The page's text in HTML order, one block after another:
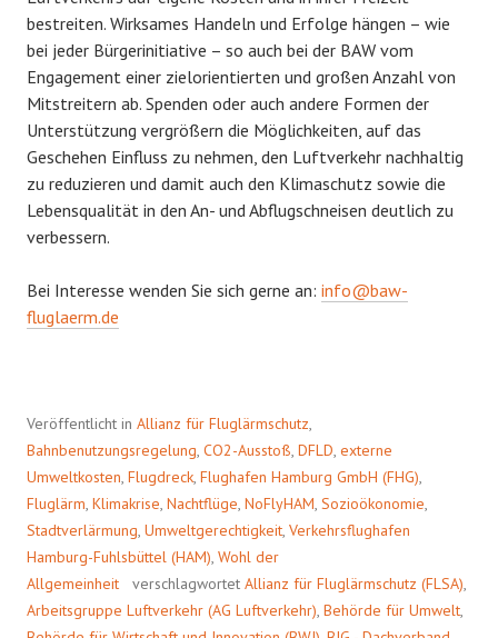
bestreiten. Wirksames Handeln und Erfolge hängen – wie
bei jeder Bürgerinitiative – so auch bei der BAW vom
Engagement einer zielorientierten und großen Anzahl von
Mitstreitern ab. Spenden oder auch andere Formen der
Unterstützung vergrößern die Möglichkeiten, auf das
Geschehen Einfluss zu nehmen, den Luftverkehr nachhaltig
zu reduzieren und damit auch den Klimaschutz sowie die
Lebensqualität in den An- und Abflugschneisen deutlich zu
verbessern.
Bei Interesse wenden Sie sich gerne an: info@baw-
fluglaerm.de
Veröffentlicht in Allianz für Fluglärmschutz,
Bahnbenutzungsregelung, CO2-Ausstoß, DFLD, externe
Umweltkosten, Flugdreck, Flughafen Hamburg GmbH (FHG),
Fluglärm, Klimakrise, Nachtflüge, NoFlyHAM, Sozioökonomie,
Stadtverlärmung, Umweltgerechtigkeit, Verkehrsflughafen
Hamburg-Fuhlsbüttel (HAM), Wohl der
Allgemeinheit
verschlagwortet Allianz für Fluglärmschutz (FLSA),
Arbeitsgruppe Luftverkehr (AG Luftverkehr), Behörde für Umwelt,